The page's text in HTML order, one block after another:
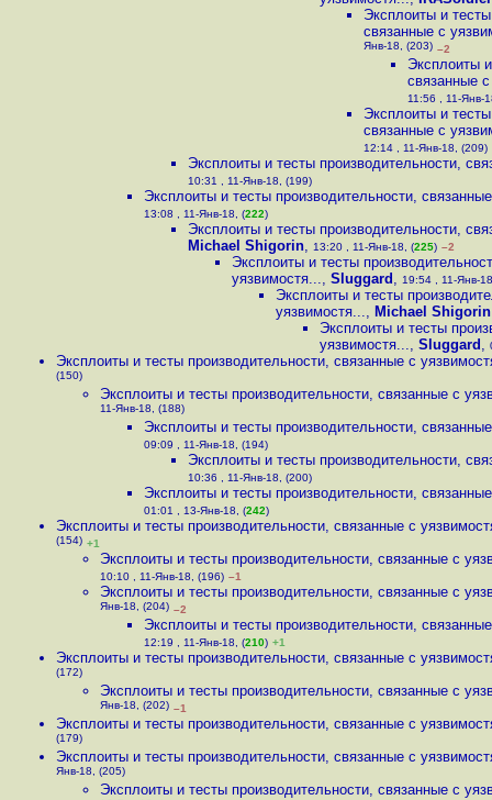
Эксплоиты и
связанные с
Янв-18, (203) –2
Эксплоиты
связанные
11:56 , 11-Янв-
Эксплоиты и
связанные с
12:14 , 11-Янв-18, (209)
Эксплоиты и тесты производительности,
10:31 , 11-Янв-18, (199)
Эксплоиты и тесты производительности,
13:08 , 11-Янв-18, (222)
Эксплоиты и тесты производительности,
Michael Shigorin, 13:20 , 11-Янв-18, (225) –2
Эксплоиты и тесты
уязвимостя..., Sluggard , 19:54 , 11-Янв-
Эксплоиты и тесты
уязвимостя..., Michael Shigorin
Эксплоиты и тесты
уязвимостя..., Sluggard ,
Эксплоиты и тесты производительности, связанные с
(150)
Эксплоиты и тесты производительности, связанные с
11-Янв-18, (188)
Эксплоиты и тесты производительности,
09:09 , 11-Янв-18, (194)
Эксплоиты и тесты производительности,
10:36 , 11-Янв-18, (200)
Эксплоиты и тесты производительности,
01:01 , 13-Янв-18, (242)
Эксплоиты и тесты производительности, связанные с
(154) +1
Эксплоиты и тесты производительности, связанные с
10:10 , 11-Янв-18, (196) –1
Эксплоиты и тесты производительности, связанные с
Янв-18, (204) –2
Эксплоиты и тесты производительности,
12:19 , 11-Янв-18, (210) +1
Эксплоиты и тесты производительности, связанные с
(172)
Эксплоиты и тесты производительности, связанные с
Янв-18, (202) –1
Эксплоиты и тесты производительности, связанные с
(179)
Эксплоиты и тесты производительности, связанные с
Янв-18, (205)
Эксплоиты и тесты производительности, связанные с